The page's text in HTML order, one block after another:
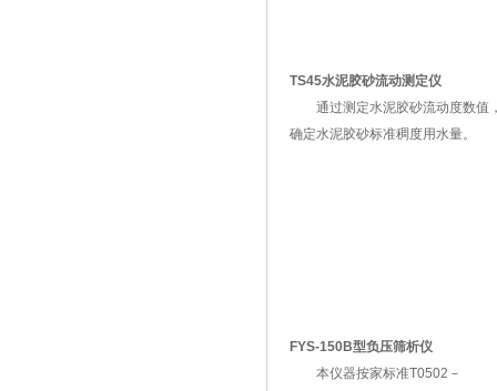
TS45水泥胶砂流动测定仪
通过测定水泥胶砂流动度数值
确定水泥胶砂标准稠度用水量。
FYS-150B型负压筛析仪
本仪器按家标准T0502－